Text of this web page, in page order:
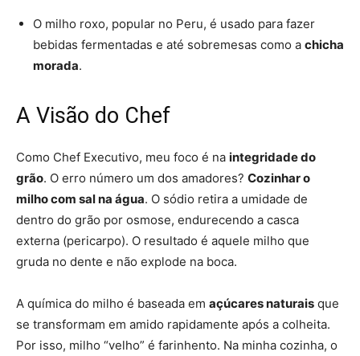
O milho roxo, popular no Peru, é usado para fazer
bebidas fermentadas e até sobremesas como a chicha
morada.
A Visão do Chef
Como Chef Executivo, meu foco é na integridade do
grão. O erro número um dos amadores? Cozinhar o
milho com sal na água. O sódio retira a umidade de
dentro do grão por osmose, endurecendo a casca
externa (pericarpo). O resultado é aquele milho que
gruda no dente e não explode na boca.
A química do milho é baseada em açúcares naturais que
se transformam em amido rapidamente após a colheita.
Por isso, milho “velho” é farinhento. Na minha cozinha, o